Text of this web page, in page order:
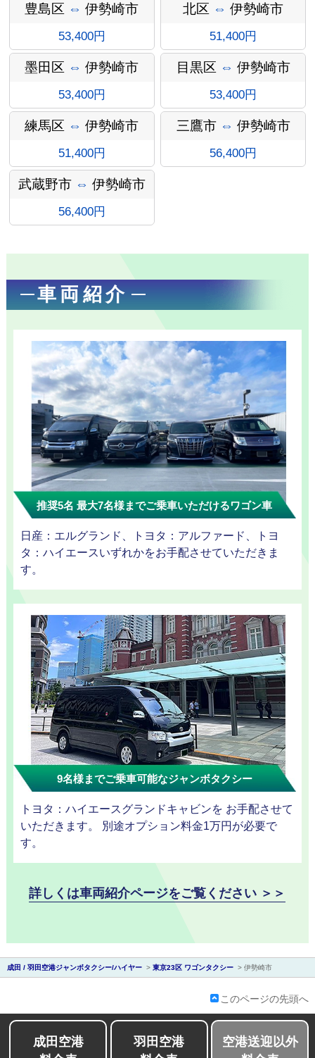
メーショ
ン
お勧め送
迎プラン
観光タクシー
成
田
会社紹介
豊島区 ⇔ 伊勢崎市
53,400円
北区 ⇔ 伊勢崎市
51,400円
墨田区 ⇔ 伊勢崎市
53,400円
目黒区 ⇔ 伊勢崎市
53,400円
練馬区 ⇔ 伊勢崎市
51,400円
三鷹市 ⇔ 伊勢崎市
56,400円
武蔵野市 ⇔ 伊勢崎市
56,400円
車両紹介
推奨5名 最大7名様までご乗車いただけるワゴン車
日産：エルグランド、トヨタ：アルファード、トヨ
タ：ハイエースいずれかをお手配させていただきま
す。
9名様までご乗車可能なジャンボタクシー
トヨタ：ハイエースグランドキャビンを お手配させて
いただきます。 別途オプション料金1万円が必要で
す。
詳しくは車両紹介ページをご覧ください ＞＞
成田 / 羽田空港ジャンボタクシー/ハイヤー > 東京23区 ワゴンタクシー > 伊勢崎市
このページの先頭へ
成田空港
羽田空港
空港送迎以外